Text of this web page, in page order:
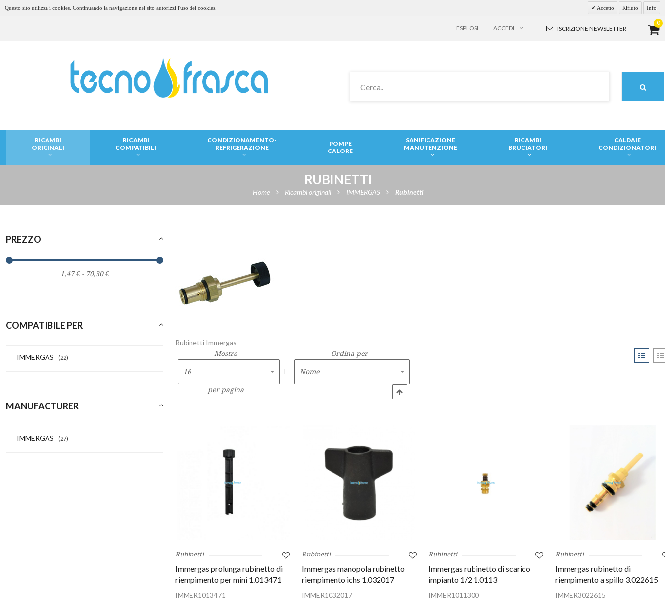
Questo sito utilizza i cookies. Continuando la navigazione nel sito autorizzi l'uso dei cookies. Accetto Rifiuto Info
0
ISCRIZIONE NEWSLETTER
ACCEDI
ESPLOSI
RICAMBI
ORIGINALI
RICAMBI
COMPATIBILI
CONDIZIONAMENTO-
REFRIGERAZIONE
POMPE
CALORE
SANIFICAZIONE
MANUTENZIONE
RICAMBI
BRUCIATORI
CALDAIE
CONDIZIONATORI
RUBINETTI
Home Ricambi originali IMMERGAS Rubinetti
PREZZO
COMPATIBILE PER
IMMERGAS (22)
MANUFACTURER
IMMERGAS (27)
Rubinetti Immergas
Mostra
per pagina
Ordina per
Rubinetti
Immergas prolunga rubinetto di
riempimento per mini 1.013471
IMMER1013471
Rubinetti
Immergas manopola rubinetto
riempimento ichs 1.032017
IMMER1032017
Rubinetti
Immergas rubinetto di scarico
impianto 1/2 1.0113
IMMER1011300
Rubinetti
Immergas rubinetto di
riempimento a spillo 3.022615
IMMER3022615